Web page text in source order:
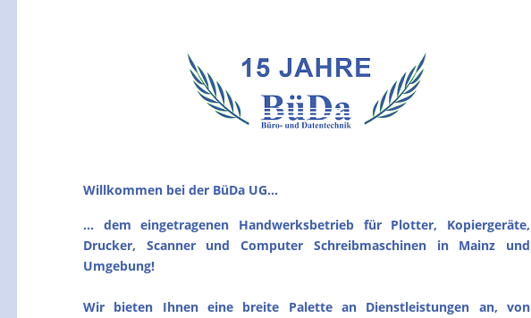
Willkommen bei der BüDa UG...
... dem eingetragenen Handwerksbetrieb für Plotter, Kopiergeräte,
Drucker, Scanner und Computer Schreibmaschinen in Mainz und
Umgebung!
Wir bieten Ihnen eine breite Palette an Dienstleistungen an, von